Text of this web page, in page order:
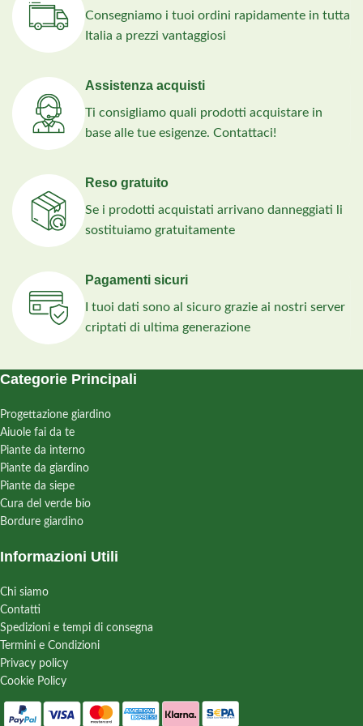
Consegniamo i tuoi ordini rapidamente in tutta
Italia a prezzi vantaggiosi
Assistenza acquisti
Ti consigliamo quali prodotti acquistare in
base alle tue esigenze. Contattaci!
Reso gratuito
Se i prodotti acquistati arrivano danneggiati li
sostituiamo gratuitamente
Pagamenti sicuri
I tuoi dati sono al sicuro grazie ai nostri server
criptati di ultima generazione
Categorie Principali
Progettazione giardino
Aiuole fai da te
Piante da interno
Piante da giardino
Piante da siepe
Cura del verde bio
Bordure giardino
Informazioni Utili
Chi siamo
Contatti
Spedizioni e tempi di consegna
Termini e Condizioni
Privacy policy
Cookie Policy